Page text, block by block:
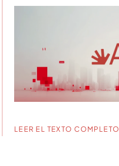
LEER EL TEXTO COMPLETO